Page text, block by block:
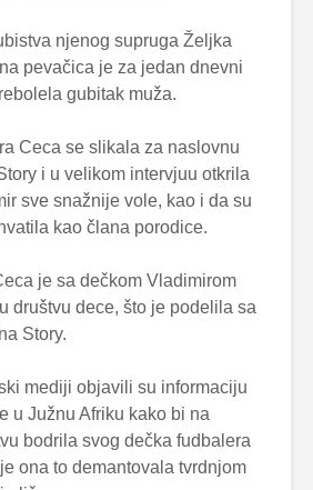
njenog supruga Željka
pevačica je za jedan dnevni
gubitak muža.
Ceca se slikala za naslovnu
i u velikom intervjuu otkrila
sve snažnije vole, kao i da su
kao člana porodice.
je sa dečkom Vladimirom
društvu dece, što je podelila sa
Story.
mediji objavili su informaciju
u Južnu Afriku kako bi na
bodrila svog dečka fudbalera
ona to demantovala tvrdnjom